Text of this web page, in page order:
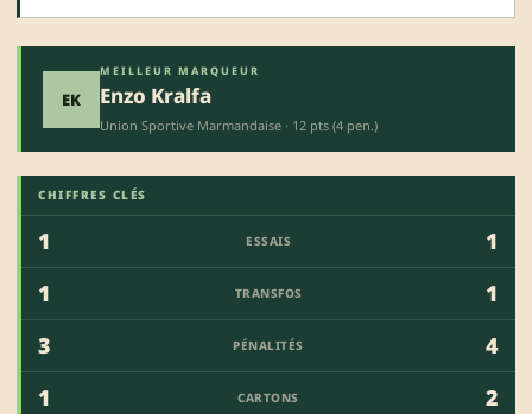
EK
MEILLEUR MARQUEUR
Enzo Kralfa
Union Sportive Marmandaise · 12 pts (4 pen.)
CHIFFRES CLÉS
1 ESSAIS
1
1
TRANSFOS
1
3
PÉNALITÉS
4
1
CARTONS 2